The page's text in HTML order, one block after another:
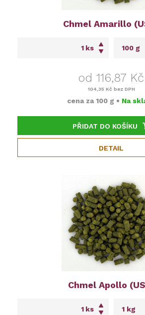
Chmel Amarillo
ks
od 116,87 Kč
104,35 Kč bez DPH
cena za 100 g • Na
PŘIDAT DO KOŠÍKU
DETAIL
Chmel Apollo
ks